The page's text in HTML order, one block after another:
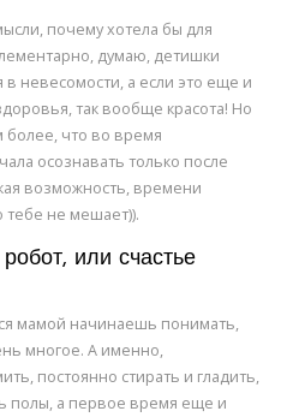
почему хотела бы для
думаю, детишки
в невесомости, а если это еще и
так вообще красота! Но
более, что во время
осознавать только после
возможность, времени
тебе не мешает)).
или счастье
мамой начинаешь понимать,
многое. А именно,
постоянно стирать и гладить,
полы, а первое время еще и